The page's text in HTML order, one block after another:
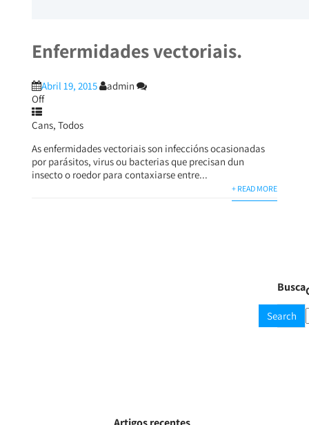
Enfermidades vectoriais.
Abril 19, 2015
admin
Off
Cans,Todos
As enfermidades vectoriais son infeccións ocasionadas
por parásitos, virus ou bacterias que precisan dun
insecto o roedor para contaxiarse entre...
+ READ MORE
Busca